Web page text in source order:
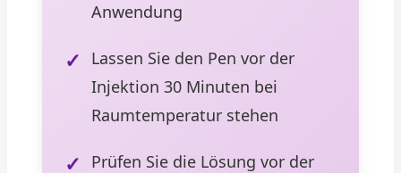
Anwendung
Lassen Sie den Pen vor der
Injektion 30 Minuten bei
Raumtemperatur stehen
Prüfen Sie die Lösung vor der